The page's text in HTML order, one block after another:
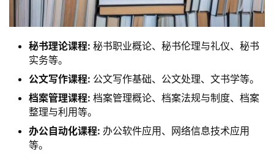
秘书理论课程: 秘书职业概论、秘书伦理与礼仪、秘书
实务等。
公文写作课程: 公文写作基础、公文处理、文书学等。
档案管理课程: 档案管理概论、档案法规与制度、档案
整理与利用等。
办公自动化课程: 办公软件应用、网络信息技术应用
等。